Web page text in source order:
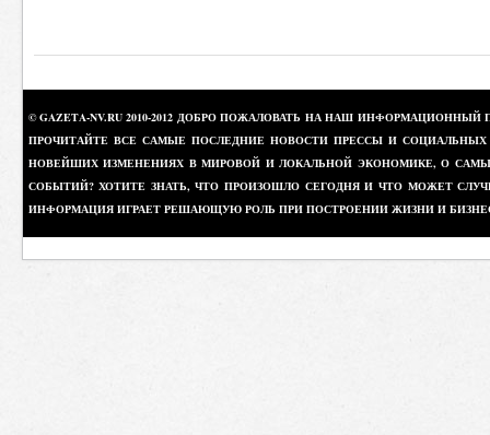
© GAZETA-NV.RU 2010-2012 ДОБРО ПОЖАЛОВАТЬ НА НАШ
ПРОЧИТАЙТЕ ВСЕ САМЫЕ ПОСЛЕДНИЕ НОВОСТИ ПРЕССЫ И
НОВЕЙШИХ ИЗМЕНЕНИЯХ В МИРОВОЙ И ЛОКАЛЬНОЙ ЭКОНОМИКЕ, О
СОБЫТИЙ? ХОТИТЕ ЗНАТЬ, ЧТО ПРОИЗОШЛО СЕГОДНЯ И ЧТО МОЖЕТ
ИНФОРМАЦИЯ ИГРАЕТ РЕШАЮЩУЮ РОЛЬ ПРИ ПОСТРОЕНИИ ЖИЗНИ И